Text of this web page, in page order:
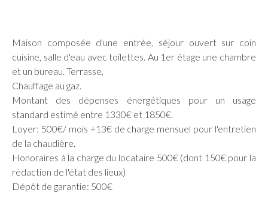
Maison composée d'une entrée, séjour ouvert sur coin
cuisine, salle d'eau avec toilettes. Au 1er étage une chambre
et un bureau. Terrasse,
Chauffage au gaz.
Montant des dépenses énergétiques pour un usage
standard estimé entre 1330€ et 1850€.
Loyer: 500€/ mois +13€ de charge mensuel pour l'entretien
de la chaudière.
Honoraires à la charge du locataire 500€ (dont 150€ pour la
rédaction de l'état des lieux)
Dépôt de garantie: 500€